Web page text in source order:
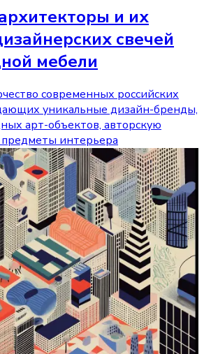
и их
свечей
мебели
современных российских
уникальные дизайн-бренды,
арт-объектов, авторскую
интерьера